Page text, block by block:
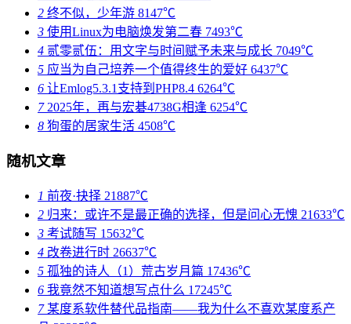
2 终不似，少年游 8147℃
3 使用Linux为电脑焕发第二春 7493℃
4 贰零贰伍：用文字与时间赋予未来与成长 7049℃
5 应当为自己培养一个值得终生的爱好 6437℃
6 让Emlog5.3.1支持到PHP8.4 6264℃
72025年，再与宏碁4738G相逢 6254℃
8 狗蛋的居家生活 4508℃
随机文章
1 前夜·抉择 21887℃
2 归来：或许不是最正确的选择，但是问心无愧 21633℃
3 考试随写 15632℃
4 改卷进行时 26637℃
5 孤独的诗人（1）荒古岁月篇 17436℃
6 我竟然不知道想写点什么 17245℃
7某度系软件替代品指南——我为什么不喜欢某度系产